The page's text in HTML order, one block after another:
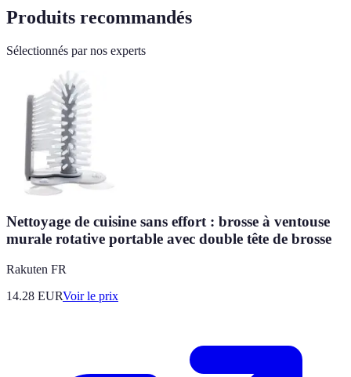
Produits recommandés
Sélectionnés par nos experts
Nettoyage de cuisine sans effort : brosse à ventouse
murale rotative portable avec double tête de brosse
Rakuten FR
14.28 EURVoir le prix